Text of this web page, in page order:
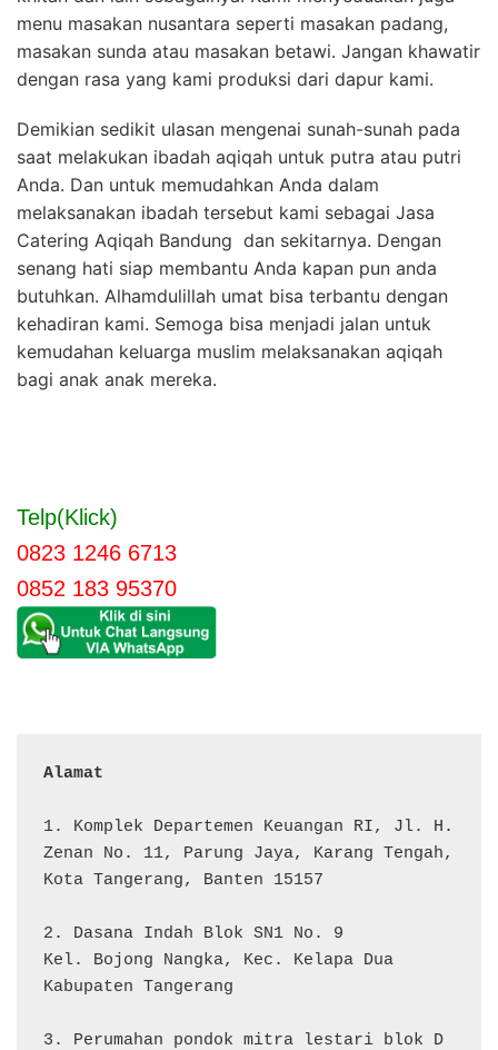
menu masakan nusantara seperti masakan padang,
masakan sunda atau masakan betawi. Jangan khawatir
dengan rasa yang kami produksi dari dapur kami.
Demikian sedikit ulasan mengenai sunah-sunah pada
saat melakukan ibadah aqiqah untuk putra atau putri
Anda. Dan untuk memudahkan Anda dalam
melaksanakan ibadah tersebut kami sebagai Jasa
Catering Aqiqah Bandung dan sekitarnya. Dengan
senang hati siap membantu Anda kapan pun anda
butuhkan. Alhamdulillah umat bisa terbantu dengan
kehadiran kami. Semoga bisa menjadi jalan untuk
kemudahan keluarga muslim melaksanakan aqiqah
bagi anak anak mereka.
Telp(Klick)
0823 1246 6713
0852 183 95370
Alamat
1. Komplek Departemen Keuangan RI, Jl. H.
Zenan No. 11, Parung Jaya, Karang Tengah,
Kota Tangerang, Banten 15157
2. Dasana Indah Blok SN1 No. 9
Kel. Bojong Nangka, Kec. Kelapa Dua
Kabupaten Tangerang
3. Perumahan pondok mitra lestari blok D